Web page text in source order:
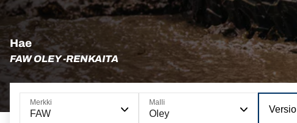
Hae
FAW OLEY -RENKAITA
Merkki
FAW
Malli
Oley Versio